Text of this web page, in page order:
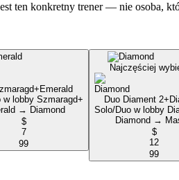
ten konkretny trener — nie osoba,
Emerald
w lobby Szmaragd+
→ Diamond
$
7
99
Najczęściej
Duo Diament 2+
Solo/Duo w lobby
Diamond →
$
12
99